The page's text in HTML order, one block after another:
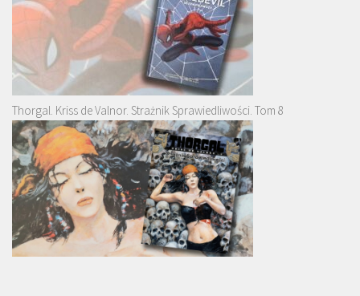
Thorgal. Kriss de Valnor. Strażnik Sprawiedliwości. Tom 8